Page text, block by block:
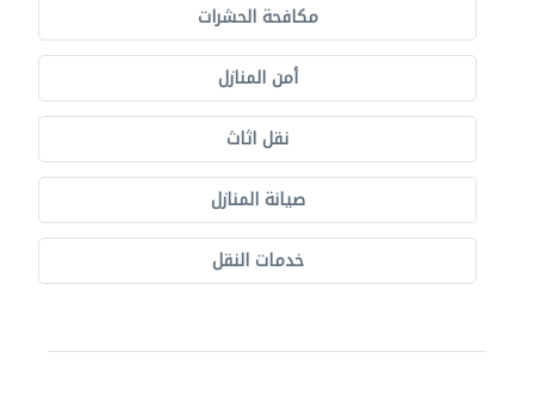
مكافحة الحشرات
أمن المنازل
نقل اثاث
صيانة المنازل
خدمات النقل